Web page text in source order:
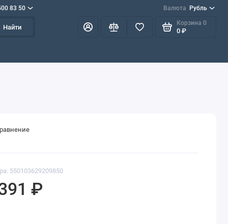
83 50 Валюта Рубль
Найти
Корзина 0
0 ₽
550103629209850
₽